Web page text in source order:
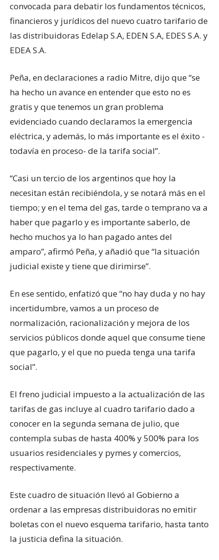
convocada para debatir los fundamentos técnicos,
financieros y jurídicos del nuevo cuatro tarifario de
las distribuidoras Edelap S.A, EDEN S.A, EDES S.A. y
EDEA S.A.
Peña, en declaraciones a radio Mitre, dijo que “se
ha hecho un avance en entender que esto no es
gratis y que tenemos un gran problema
evidenciado cuando declaramos la emergencia
eléctrica, y además, lo más importante es el éxito -
todavía en proceso- de la tarifa social”.
“Casi un tercio de los argentinos que hoy la
necesitan están recibiéndola, y se notará más en el
tiempo; y en el tema del gas, tarde o temprano va a
haber que pagarlo y es importante saberlo, de
hecho muchos ya lo han pagado antes del
amparo”, afirmó Peña, y añadió que “la situación
judicial existe y tiene que dirimirse”.
En ese sentido, enfatizó que “no hay duda y no hay
incertidumbre, vamos a un proceso de
normalización, racionalización y mejora de los
servicios públicos donde aquel que consume tiene
que pagarlo, y el que no pueda tenga una tarifa
social”.
El freno judicial impuesto a la actualización de las
tarifas de gas incluye al cuadro tarifario dado a
conocer en la segunda semana de julio, que
contempla subas de hasta 400% y 500% para los
usuarios residenciales y pymes y comercios,
respectivamente.
Este cuadro de situación llevó al Gobierno a
ordenar a las empresas distribuidoras no emitir
boletas con el nuevo esquema tarifario, hasta tanto
la justicia defina la situación.